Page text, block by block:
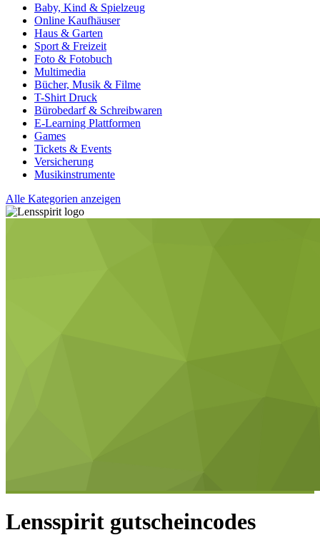
Baby, Kind & Spielzeug
Online Kaufhäuser
Haus & Garten
Sport & Freizeit
Foto & Fotobuch
Multimedia
Bücher, Musik & Filme
T-Shirt Druck
Bürobedarf & Schreibwaren
E-Learning Plattformen
Games
Tickets & Events
Versicherung
Musikinstrumente
Alle Kategorien anzeigen
Lensspirit gutscheincodes